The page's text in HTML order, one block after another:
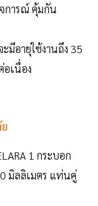
การณ์ คุ้มกัน
มีอายุใช้งานถึง 35
อเนื่อง
1 กระบอก
มิลลิเมตร แท่นคู่